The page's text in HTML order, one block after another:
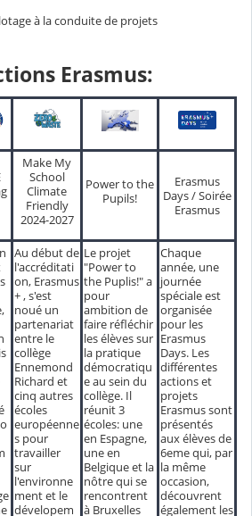
à la conduite de projets
Erasmus:
Make My
School
Climate
Friendly
2024-2027
Power to the
Pupils!
Erasmus
Days / Soirée
Erasmus
Au début de
l'accréditati
on, Erasmus
+ , s'est
noué un
partenariat
entre le
collège
Ennemond
Richard et
cinq autres
écoles
européenne
s pour
travailler
sur
l'environne
ment et le
dévelopem
Le projet
"Power to
the Puplis!" a
pour
ambition de
faire réfléchir
les élèves sur
la pratique
démocratiqu
e au sein du
collège. Il
réunit 3
écoles: une
en Espagne,
une en
Belgique et la
nôtre qui se
rencontrent
à Bruxelles
Chaque
année, une
journée
spéciale est
organisée
pour les
Erasmus
Days. Les
différentes
actions et
projets
Erasmus sont
présentés
aux élèves de
6eme qui, par
la même
occasion,
découvrent
également les